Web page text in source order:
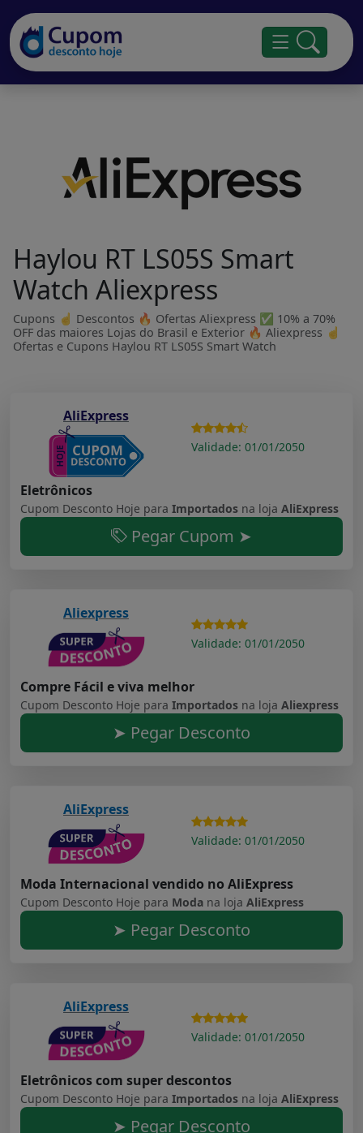
Haylou RT LS05S Smart
Watch Aliexpress
Cupons ☝ Descontos 🔥 Ofertas Aliexpress ✅ 10% a 70%
OFF das maiores Lojas do Brasil e Exterior 🔥 Aliexpress ☝
Ofertas e Cupons Haylou RT LS05S Smart Watch
AliExpress
Validade: 01/01/2050
Eletrônicos
Cupom Desconto Hoje para Importados na loja AliExpress
Pegar Cupom ➤
Aliexpress
Validade: 01/01/2050
Compre Fácil e viva melhor
Cupom Desconto Hoje para Importados na loja Aliexpress
➤ Pegar Desconto
AliExpress
Validade: 01/01/2050
Moda Internacional vendido no AliExpress
Cupom Desconto Hoje para Moda na loja AliExpress
➤ Pegar Desconto
AliExpress
Validade: 01/01/2050
Eletrônicos com super descontos
Cupom Desconto Hoje para Importados na loja AliExpress
➤ Pegar Desconto